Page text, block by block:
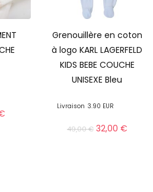
Grenouillère en coton
à logo KARL LAGERFELD
KIDS BEBE COUCHE
UNISEXE Bleu
Livraison 3.90 EUR
49,00€ 32,00 €